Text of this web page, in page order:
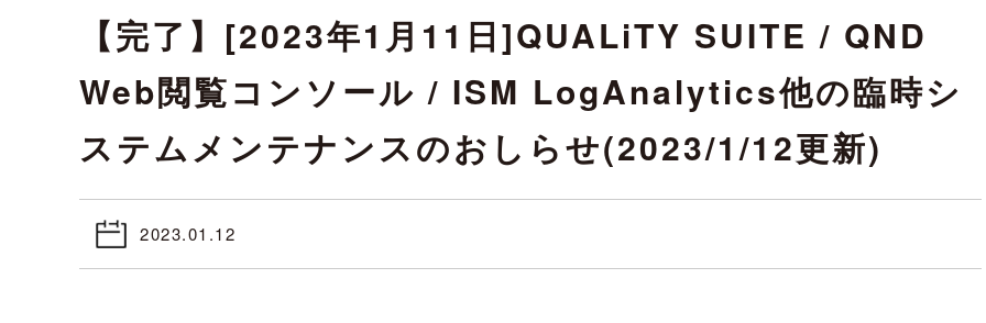
【完了】[2023年1月11日]QUALiTY SUITE / QND
Web閲覧コンソール / ISM LogAnalytics他の臨時シ
ステムメンテナンスのおしらせ(2023/1/12更新)
2023.01.12